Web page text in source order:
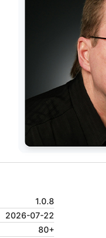
1.0.8
2026-07-22
80+